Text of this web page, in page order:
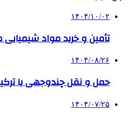
۱۴۰۴/۱۰/۰۲
تأمین و خرید مواد
۱۴۰۴/۰۸/۲۶
حمل و نقل چندوجهی یا
۱۴۰۴/۰۷/۲۵